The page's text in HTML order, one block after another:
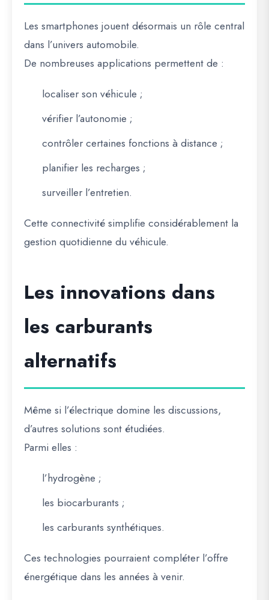
Les smartphones jouent désormais un rôle central
dans l’univers automobile.
De nombreuses applications permettent de :
localiser son véhicule ;
vérifier l’autonomie ;
contrôler certaines fonctions à distance ;
planifier les recharges ;
surveiller l’entretien.
Cette connectivité simplifie considérablement la
gestion quotidienne du véhicule.
Les innovations dans
les carburants
alternatifs
Même si l’électrique domine les discussions,
d’autres solutions sont étudiées.
Parmi elles :
l’hydrogène ;
les biocarburants ;
les carburants synthétiques.
Ces technologies pourraient compléter l’offre
énergétique dans les années à venir.